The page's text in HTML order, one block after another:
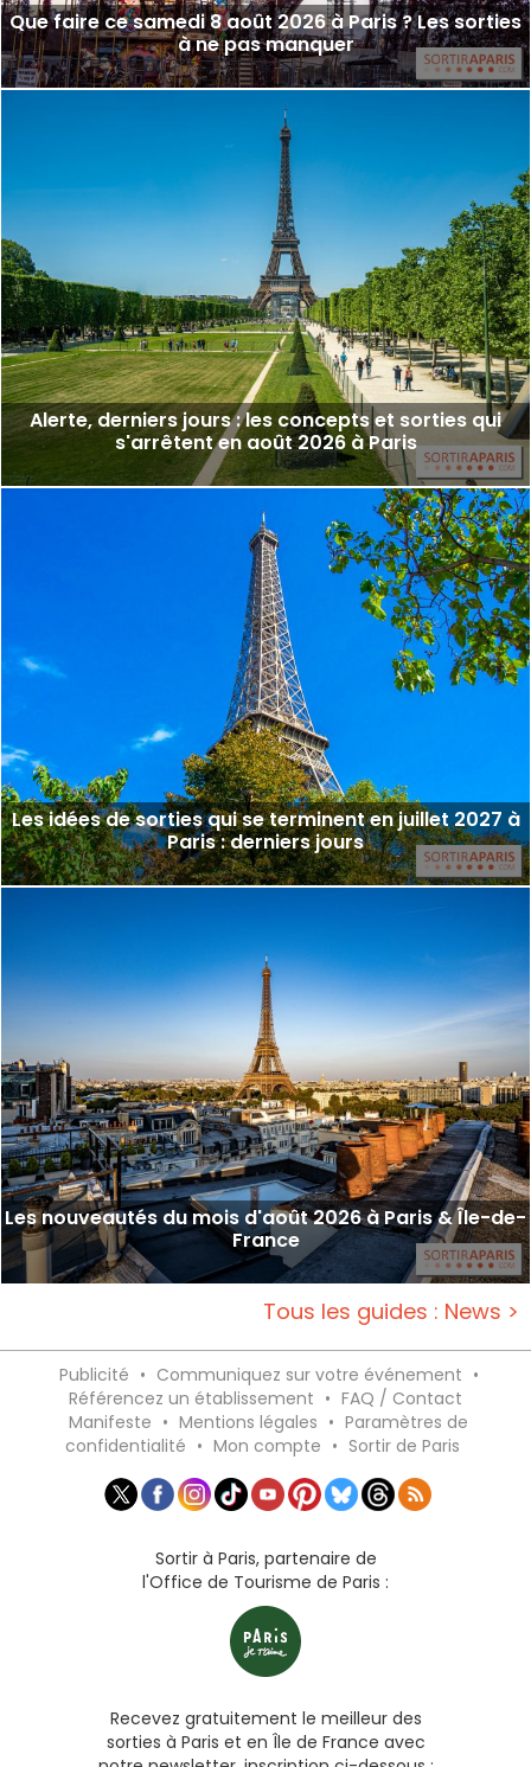
Que faire ce samedi 8 août 2026 à Paris ? Les sorties
à ne pas manquer
Alerte, derniers jours : les concepts et sorties qui
s'arrêtent en août 2026 à Paris
Les idées de sorties qui se terminent en juillet 2027 à
Paris : derniers jours
Les nouveautés du mois d'août 2026 à Paris & Île-de-
France
Tous les guides : News >
Publicité • Communiquez sur votre événement •
Référencez un établissement • FAQ / Contact
Manifeste • Mentions légales • Paramètres de
confidentialité • Mon compte • Sortir de Paris
Sortir à Paris, partenaire de
l'Office de Tourisme de Paris :
Recevez gratuitement le meilleur des
sorties à Paris et en Île de France avec